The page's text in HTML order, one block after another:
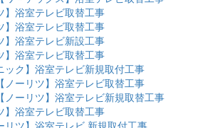
】浴室テレビ取替工事
】浴室テレビ取替工事
】浴室テレビ新設工事
】浴室テレビ取替工事
ック】浴室テレビ新規取付工事
ノーリツ】浴室テレビ取替工事
ノーリツ】浴室テレビ新規取替工事
】浴室テレビ取替工事